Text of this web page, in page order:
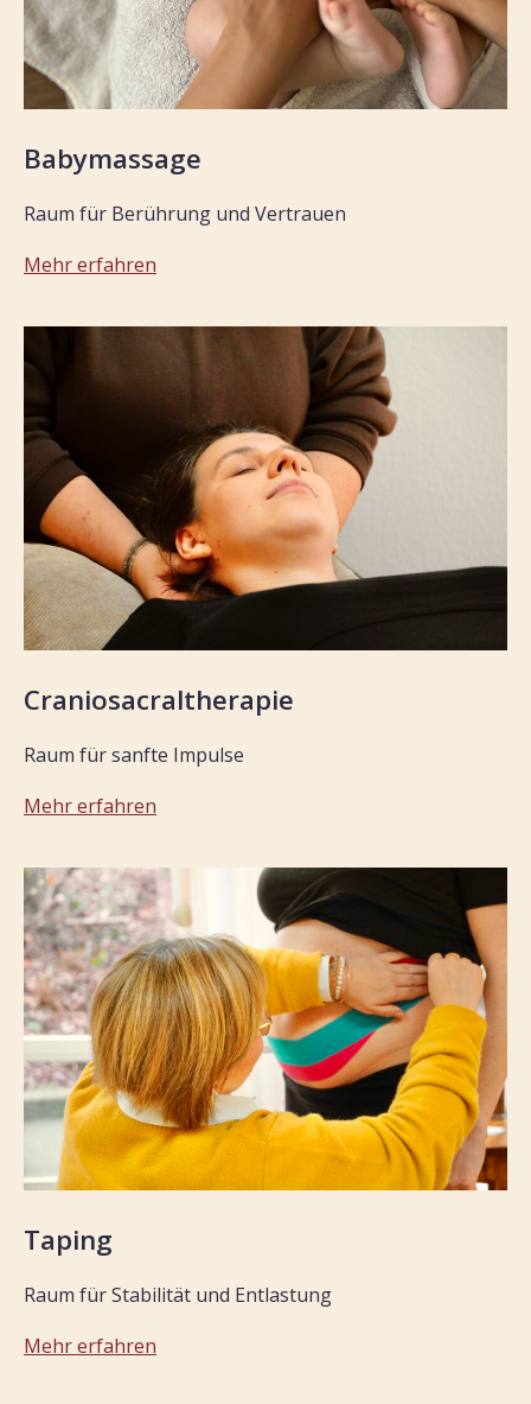
Babymassage
Raum für Berührung und Vertrauen
Mehr erfahren
Craniosacraltherapie
Raum für sanfte Impulse
Mehr erfahren
Taping
Raum für Stabilität und Entlastung
Mehr erfahren